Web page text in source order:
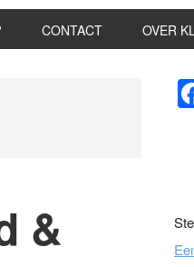
CONTACT OVER
&